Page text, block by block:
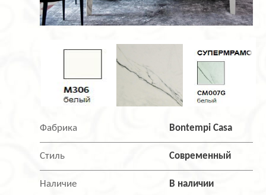
Фабрика Bontempi Casa
Стиль Современный
Наличие В наличии